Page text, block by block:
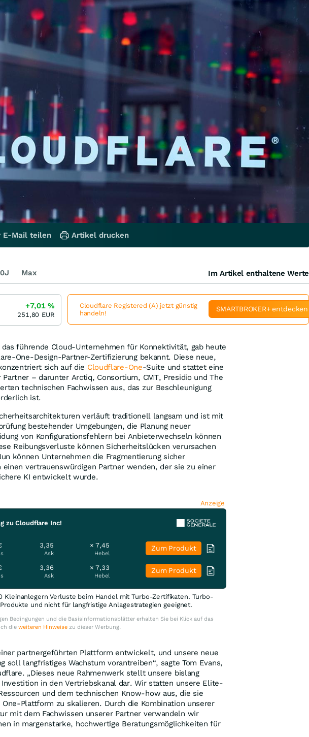
das führende Cloud-Unternehmen für Konnektivität, gab heute
One-Design-Partner-Zertifizierung bekannt. Diese neue,
sich auf die Cloudflare-One-Suite und stattet eine
– darunter Arctiq, Consortium, CMT, Presidio und The
technischen Fachwissen aus, das zur Beschleunigung
ist.
verläuft traditionell langsam und ist mit
bestehender Umgebungen, die Planung neuer
von Konfigurationsfehlern bei Anbieterwechseln können
Reibungsverluste können Sicherheitslücken verursachen
können Unternehmen die Fragmentierung sicher
vertrauenswürdigen Partner wenden, der sie zu einer
KI entwickelt wurde.
Anzeige
zu Cloudflare Inc!
3,35
Ask
× 7,45
Hebel
Zum Produkt
3,36
Ask
× 7,33
Hebel
Zum Produkt
Kleinanlegern Verluste beim Handel mit Turbo-Zertifikaten. Turbo-
und nicht für langfristige Anlagestrategien geeignet.
Bedingungen und die Basisinformationsblätter erhalten Sie bei Klick auf das
die weiteren Hinweisezu dieser Werbung.
partnergeführten Plattform entwickelt, und unsere neue
soll langfristiges Wachstum vorantreiben“, sagte Tom Evans,
„Dieses neue Rahmenwerk stellt unsere bislang
in den Vertriebskanal dar. Wir statten unsere Elite-
und dem technischen Know-how aus, die sie
Plattform zu skalieren. Durch die Kombination unserer
mit dem Fachwissen unserer Partner verwandeln wir
in margenstarke, hochwertige Beratungsmöglichkeiten für
E-Mail teilen Artikel drucken
Max Im Artikel enthaltene Werte
+7,01%
251,80 EUR
Cloudflare Registered (A) jetzt günstig
handeln!
SMARTBROKER+ entdecken